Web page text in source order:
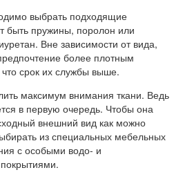
выбрать подходящие
быть пружины, поролон или
Вне зависимости от вида,
более плотным
срок их службы выше.
максимум внимания ткани. Ведь
в первую очередь. Чтобы она
внешний вид как можно
из специальных мебельных
с особыми водо- и